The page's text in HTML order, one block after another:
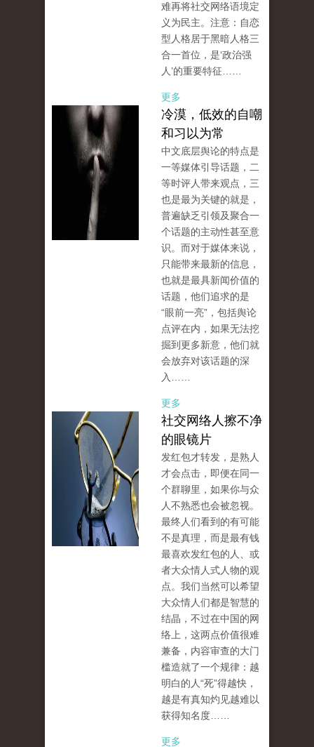
难再将社交网络语境定
义为民主。注意：自恋
型人格居于黑暗人格三
合一首位，是‘政治强
人’的重要特征……
更多
冷漠，低效的自嘲
和习以为常
中文底层舆论的特点是
一等媒体引导话题，二
等时评人带来观点，三
也是最为关键的就是，
普遍缺乏引领及聚合一
个话题的主动性甚至意
识。而对于媒体来说，
只能带来最新的信息，
也就是最具新闻价值的
话题，他们追求的是
“眼前一亮”，包括舆论
点评在内，如果无法挖
掘到更多新意，他们就
会放弃对该话题的深
入……
更多
社交网络人擦不净
的眼镜片
发红包才转发，是熟人
才会点击，即便在同一
个群聊里，如果你与众
人不熟悉也会被忽视。
最终人们看到的有可能
不是真理，而是最有钱
最喜欢发红包的人、或
者大众情人式人物的观
点。我们当然可以希望
大众情人们都是智慧的
结晶，不过在中国的网
络上，这两点价值很难
兼备，内容审查的大门
槛造就了一个规律：越
明白的人“死”得越快，
越是有真知灼见越难以
获得知名度……
更多